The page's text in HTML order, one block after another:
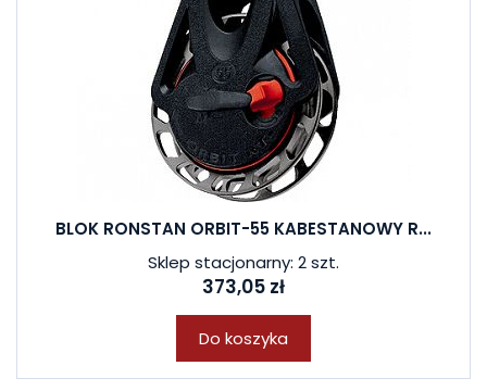
BLOK RONSTAN ORBIT-55 KABESTANOWY R...
Sklep stacjonarny: 2 szt.
373,05 zł
Do koszyka